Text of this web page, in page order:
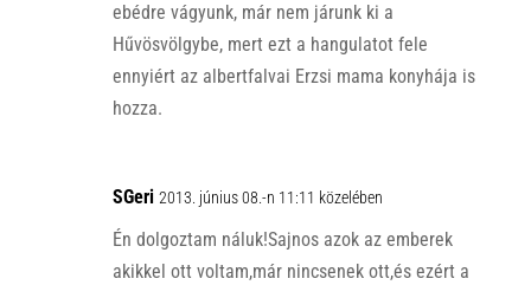
ebédre vágyunk, már nem járunk ki a
Hűvösvölgybe, mert ezt a hangulatot fele
ennyiért az albertfalvai Erzsi mama konyhája is
hozza.
SGeri 2013. június 08.-n 11:11 közelében
Én dolgoztam náluk!Sajnos azok az emberek
akikkel ott voltam,már nincsenek ott,és ezért a